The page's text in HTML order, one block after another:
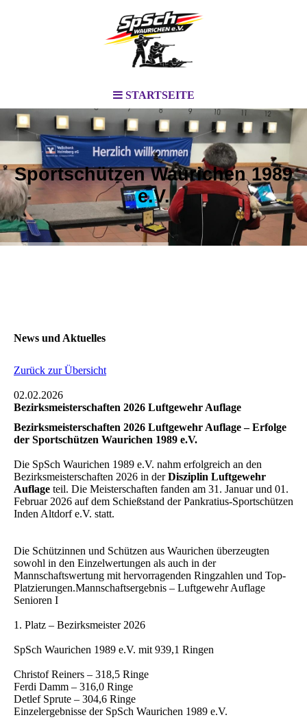
STARTSEITE
Sportschützen Waurichen 1989
e.V.
News und Aktuelles
Zurück zur Übersicht
02.02.2026
Bezirksmeisterschaften 2026 Luftgewehr Auflage
Bezirksmeisterschaften 2026 Luftgewehr Auflage – Erfolge
der Sportschützen Waurichen 1989 e.V.
Die SpSch Waurichen 1989 e.V. nahm erfolgreich an den
Bezirksmeisterschaften 2026 in derDisziplin Luftgewehr
Auflage teil. Die Meisterschaften fanden am 31. Januar und 01.
Februar 2026 auf dem Schießstand der Pankratius-Sportschützen
Inden Altdorf e.V. statt.
Die Schützinnen und Schützen aus Waurichen überzeugten
sowohl in den Einzelwertungen als auch in der
Mannschaftswertung mit hervorragenden Ringzahlen und Top-
Platzierungen.Mannschaftsergebnis – Luftgewehr Auflage
Senioren I
1. Platz – Bezirksmeister 2026
SpSch Waurichen 1989 e.V. mit 939,1 Ringen
Christof Reiners – 318,5 Ringe
Ferdi Damm – 316,0 Ringe
Detlef Sprute – 304,6 Ringe
Einzelergebnisse der SpSch Waurichen 1989 e.V.